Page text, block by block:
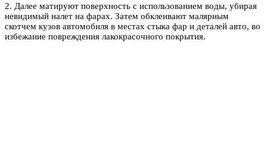
2. Далее матируют поверхность с использованием воды, убирая
невидимый налет на фарах. Затем обклеивают малярным
скотчем кузов автомобиля в местах стыка фар и деталей авто, во
избежание повреждения лакокрасочного покрытия.